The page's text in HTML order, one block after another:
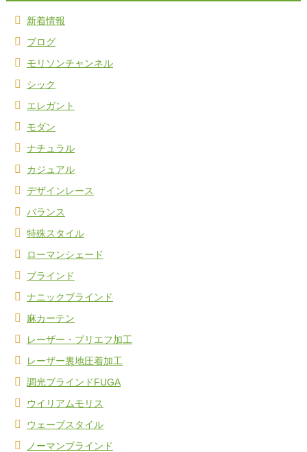
新着情報
ブログ
モリソンチャンネル
シック
エレガント
モダン
ナチュラル
カジュアル
デザインレース
バランス
特殊スタイル
ローマンシェード
ブラインド
ナニックブラインド
麻カーテン
レーザー・プリエフ加工
レーザー裏地圧着加工
調光ブラインドFUGA
ウイリアムモリス
ウェーブスタイル
ノーマンブラインド